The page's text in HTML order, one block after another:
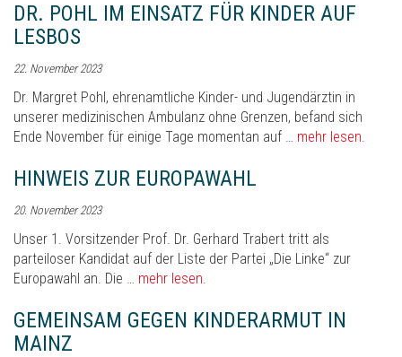
DR. POHL IM EINSATZ FÜR KINDER AUF
LESBOS
22. November 2023
Dr. Margret Pohl, ehrenamtliche Kinder- und Jugendärztin in
unserer medizinischen Ambulanz ohne Grenzen, befand sich
Ende November für einige Tage momentan auf … mehr lesen.
HINWEIS ZUR EUROPAWAHL
20. November 2023
Unser 1. Vorsitzender Prof. Dr. Gerhard Trabert tritt als
parteiloser Kandidat auf der Liste der Partei „Die Linke“ zur
Europawahl an. Die … mehr lesen.
GEMEINSAM GEGEN KINDERARMUT IN
MAINZ